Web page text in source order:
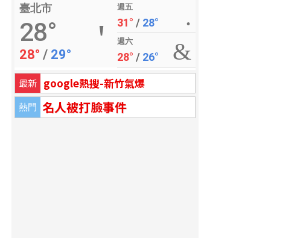
臺北市
28°
28° / 29°
週五
31° / 28°
週六
28° / 26°
最新 google熱搜-新竹氣爆
熱門 名人被打臉事件